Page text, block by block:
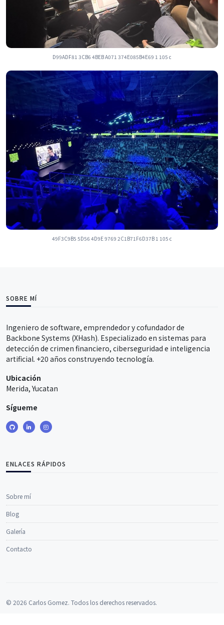
D99ADF81 3CB6 4BEB A071 374E085B4E69 1 105 c
49F3C9B5 5D56 4D9E 9769 2C1B71F6D37B 1 105 c
SOBRE MÍ
Ingeniero de software, emprendedor y cofundador de
Backbone Systems (XHash). Especializado en sistemas para
detección de crimen financiero, ciberseguridad e inteligencia
artificial. +20 años construyendo tecnología.
Ubicación
Merida, Yucatan
Sígueme
ENLACES RÁPIDOS
Sobre mí
Blog
Galería
Contacto
© 2026 Carlos Gomez. Todos los derechos reservados.